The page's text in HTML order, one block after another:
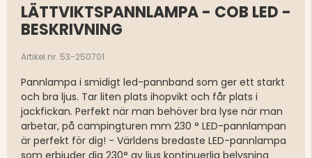
LÄTTVIKTSPANNLAMPA - COB LED -
BESKRIVNING
Artikel nr. 53-250701
Pannlampa i smidigt led-pannband som ger ett starkt
och bra ljus. Tar liten plats ihopvikt och får plats i
jackfickan. Perfekt när man behöver bra lyse när man
arbetar, på campingturen mm 230 ° LED-pannlampan
är perfekt för dig! - Världens bredaste LED-pannlampa
som erbjuder dig 230° av ljus kontinuerlig belysning